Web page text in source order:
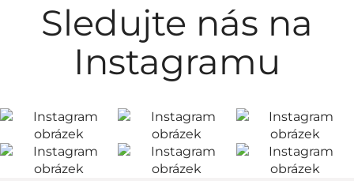
Sledujte nás na
Instagramu